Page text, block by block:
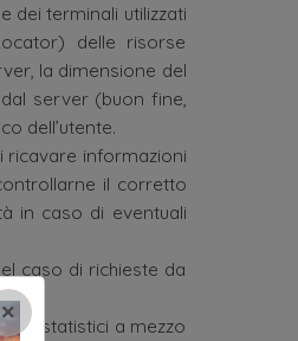
dei terminali utilizzati
delle risorse
la dimensione del
server (buon fine,
dell’utente.
ricavare informazioni
il corretto
in caso di eventuali
caso di richieste da
fini statistici a mezzo
×